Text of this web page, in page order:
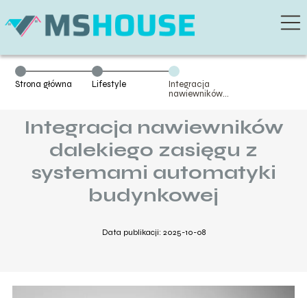
Strona główna Lifestyle
Integracja
nawiewników
systemami
automatyki
budynkowej
Integracja nawiewników
dalekiego zasięgu z
systemami automatyki
budynkowej
Data publikacji: 2025-10-08